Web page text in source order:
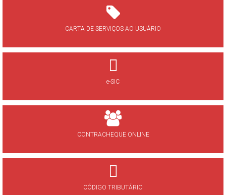
CARTA DE SERVIÇOS AO USUÁRIO
e-SIC
CONTRACHEQUE ONLINE
CÓDIGO TRIBUTÁRIO